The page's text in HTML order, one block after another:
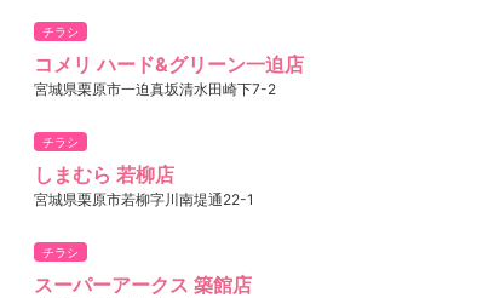
チラシ
コメリ ハード&グリーン一迫店
宮城県栗原市一迫真坂清水田崎下7-2
チラシ
しまむら 若柳店
宮城県栗原市若柳字川南堤通22-1
チラシ
スーパーアークス 築館店